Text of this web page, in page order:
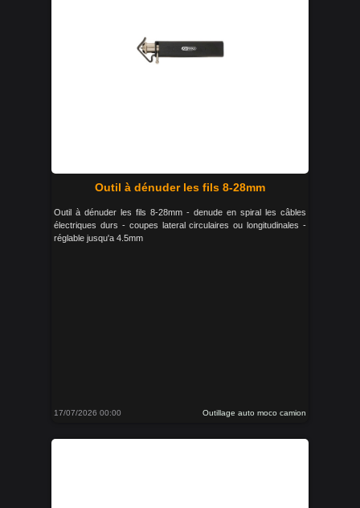
Outil à dénuder les fils 8-28mm
Outil à dénuder les fils 8-28mm - denude en spiral les câbles
électriques durs - coupes lateral circulaires ou longitudinales -
réglable jusqu'a 4.5mm
17/07/2026 00:00 Outillage auto moco camion